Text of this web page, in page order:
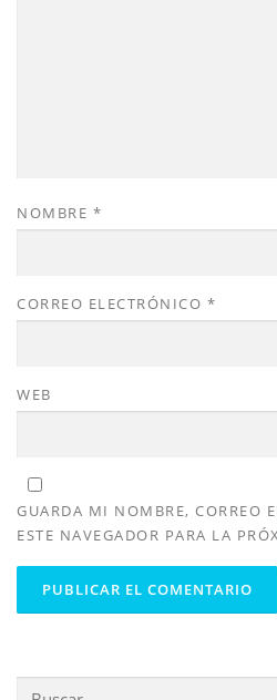
NOMBRE *
CORREO ELECTRÓNICO *
WEB
GUARDA MI NOMBRE, CORREO
ESTE NAVEGADOR PARA LA
Buscar: